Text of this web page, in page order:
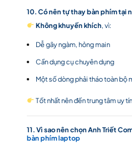
10. Có nên tự thay bàn phím tại
Không khuyến khích, vì:
Dễ gãy ngàm, hỏng main
Cần dụng cụ chuyên dụng
Một số dòng phải tháo toàn bộ
Tốt nhất nên đến trung tâm uy
11. Vì sao nên chọn Anh Triết
bàn phím laptop